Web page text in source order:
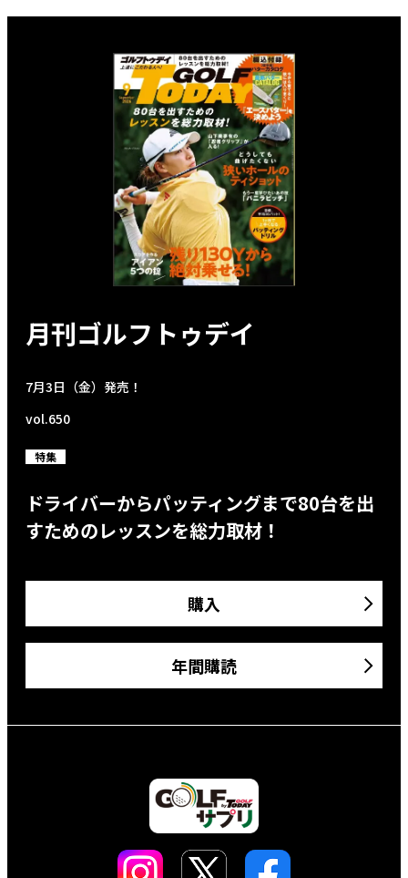
月刊ゴルフトゥデイ
7月3日（金）発売！
vol.650
特集
ドライバーからパッティングまで80台を出
すためのレッスンを総力取材！
購入
年間購読